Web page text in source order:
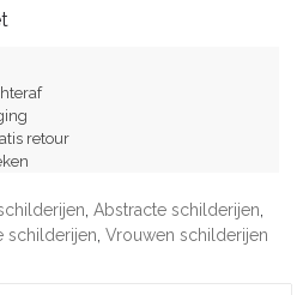
retour
Abstracte schilderijen
schilderijen Vrouwen schilderijen